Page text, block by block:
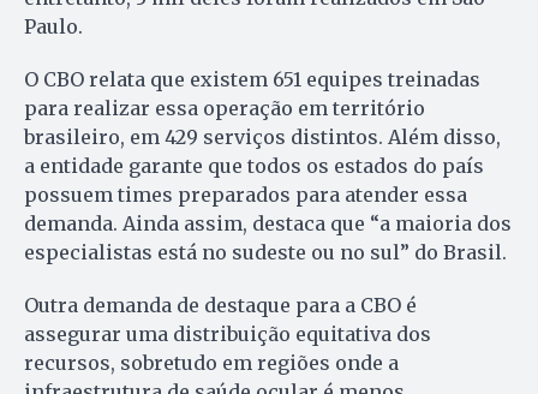
Paulo.
O CBO relata que existem 651 equipes treinadas
para realizar essa operação em território
brasileiro, em 429 serviços distintos. Além disso,
a entidade garante que todos os estados do país
possuem times preparados para atender essa
demanda. Ainda assim, destaca que “a maioria dos
especialistas está no sudeste ou no sul” do Brasil.
Outra demanda de destaque para a CBO é
assegurar uma distribuição equitativa dos
recursos, sobretudo em regiões onde a